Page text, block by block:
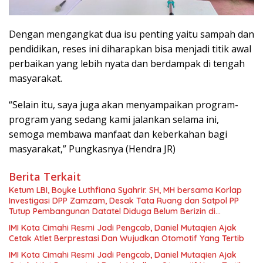
Dengan mengangkat dua isu penting yaitu sampah dan
pendidikan, reses ini diharapkan bisa menjadi titik awal
perbaikan yang lebih nyata dan berdampak di tengah
masyarakat.
“Selain itu, saya juga akan menyampaikan program-
program yang sedang kami jalankan selama ini,
semoga membawa manfaat dan keberkahan bagi
masyarakat,” Pungkasnya (Hendra JR)
Berita Terkait
Ketum LBI, Boyke Luthfiana Syahrir. SH, MH bersama Korlap
Investigasi DPP Zamzam, Desak Tata Ruang dan Satpol PP
Tutup Pembangunan Datatel Diduga Belum Berizin di
Parungponteng,
IMI Kota Cimahi Resmi Jadi Pengcab, Daniel Mutaqien Ajak
Cetak Atlet Berprestasi Dan Wujudkan Otomotif Yang Tertib
IMI Kota Cimahi Resmi Jadi Pengcab, Daniel Mutaqien Ajak